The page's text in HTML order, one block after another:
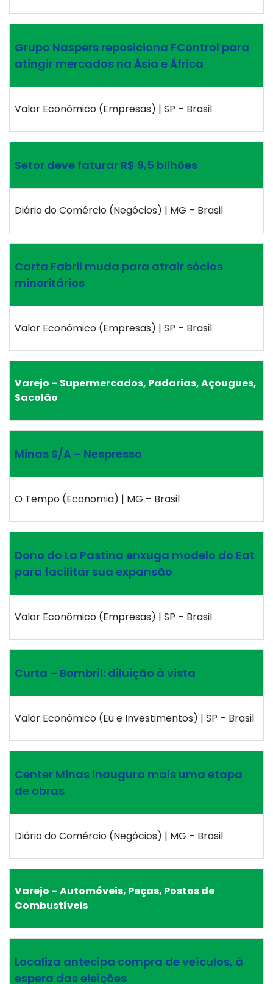
Grupo Naspers reposiciona FControl para
atingir mercados na Ásia e África
Valor Econômico (Empresas) | SP – Brasil
Setor deve faturar R$ 9,5 bilhões
Diário do Comércio (Negócios) | MG – Brasil
Carta Fabril muda para atrair sócios
minoritários
Valor Econômico (Empresas) | SP – Brasil
Varejo – Supermercados, Padarias, Açougues,
Sacolão
Minas S/A – Nespresso
O Tempo (Economia) | MG – Brasil
Dono do La Pastina enxuga modelo do Eat
para facilitar sua expansão
Valor Econômico (Empresas) | SP – Brasil
Curta – Bombril: diluição à vista
Valor Econômico (Eu e Investimentos) | SP – Brasil
Center Minas inaugura mais uma etapa
de obras
Diário do Comércio (Negócios) | MG – Brasil
Varejo – Automóveis, Peças, Postos de
Combustíveis
Localiza antecipa compra de veículos, à
espera das eleições